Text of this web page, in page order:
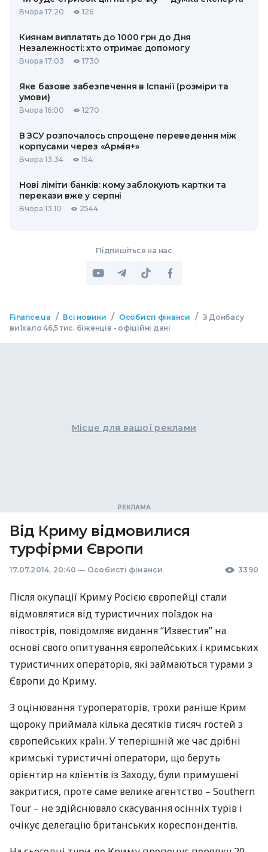
Вчора 17:20 126
Киянам виплатять до 1000 грн до Дня
Незалежності: хто отримає допомогу
Вчора 17:03 1730
Яке базове забезпечення в Іспанії (розміри та
умови)
Вчора 16:00 1270
В ЗСУ розпочалось спрощене переведення між
корпусами через «Армія+»
Вчора 13:34 154
Нові ліміти банків: кому заблокують картки та
перекази вже у серпні
Вчора 13:10 2544
Підпишіться на нас
Finance.ua / Всі новини / Особисті фінанси / З Донбасу
виїхало 46,5 тис. біженців - офіційні дані
Місце для вашої реклами
Від Криму відмовилися
турфірми Європи
17.07.2014, 20:40 — Особисті фінанси 3390
Після окупації Криму Росією європейці стали
відмовлятися від туристичних поїздок на
півострів, повідомляє видання “Известия” на
основі свого опитування європейських і кримських
туристичних операторів, які займаються турами з
Європи до Криму.
З оцінювання туроператорів, трохи раніше Крим
щороку приймала кілька десятків тисяч гостей з
європейських країн. У теперішній же час дрібні
кримські туристичні оператори, що беруть
орієнтир на клієнтів із Заходу, були примушені
закритися, проте саме велике агентство – Southern
Tour – не здійснювало скасування осінніх турів і
очікує делегацію британських кореспондентів.